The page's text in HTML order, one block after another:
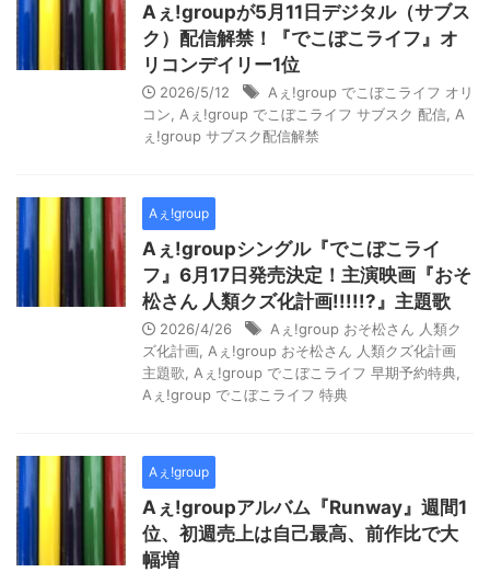
Aぇ!groupが5月11日デジタル（サブス
ク）配信解禁！『でこぼこライフ』オ
リコンデイリー1位
2026/5/12
Aぇ!group でこぼこライフ オリ
コン
Aぇ!group でこぼこライフ サブスク 配信 A
ぇ!group サブスク配信解禁
Aぇ!group
Aぇ!groupシングル『でこぼこライ
フ』6月17日発売決定！主演映画『おそ
松さん 人類クズ化計画!!!!!?』主題歌
2026/4/26
Aぇ!group おそ松さん 人類ク
ズ化計画 Aぇ!group おそ松さん 人類クズ化計画
主題歌
Aぇ!group でこぼこライフ 早期予約特典
Aぇ!group でこぼこライフ 特典
Aぇ!group
Aぇ!groupアルバム『Runway』週間1
位、初週売上は自己最高、前作比で大
幅増